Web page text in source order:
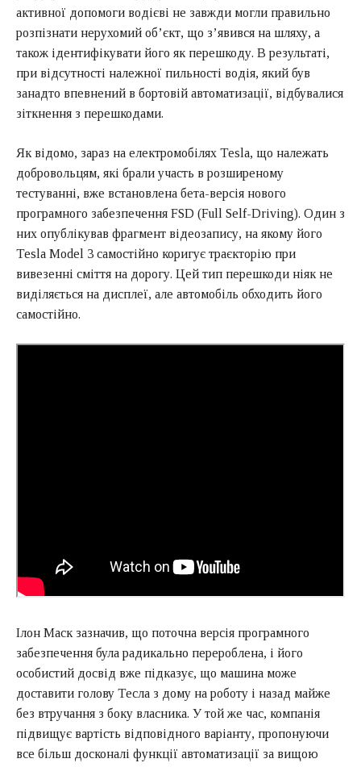
активної допомоги водієві не завжди могли правильно
розпізнати нерухомий об’єкт, що з’явився на шляху, а
також ідентифікувати його як перешкоду. В результаті,
при відсутності належної пильності водія, який був
занадто впевнений в бортовій автоматизації, відбувалися
зіткнення з перешкодами.
Як відомо, зараз на електромобілях Tesla, що належать
добровольцям, які брали участь в розширеному
тестуванні, вже встановлена бета-версія нового
програмного забезпечення FSD (Full Self-Driving). Один з
них опублікував фрагмент відеозапису, на якому його
Tesla Model 3 самостійно коригує траєкторію при
вивезенні сміття на дорогу. Цей тип перешкоди ніяк не
виділяється на дисплеї, але автомобіль обходить його
самостійно.
Ілон Маск зазначив, що поточна версія програмного
забезпечення була радикально перероблена, і його
особистий досвід вже підказує, що машина може
доставити голову Тесла з дому на роботу і назад майже
без втручання з боку власника. У той же час, компанія
підвищує вартість відповідного варіанту, пропонуючи
все більш досконалі функції автоматизації за вищою